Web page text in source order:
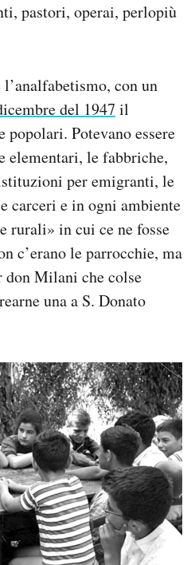
pastori, operai, perlopiù
con un
del 1947 il
Potevano essere
elementari, le fabbriche,
per emigranti, le
carceri e in ogni ambiente
rurali» in cui ce ne fosse
c’erano le parrocchie, ma
don Milani che colse
una a S. Donato